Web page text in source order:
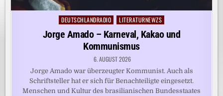
Posted
DEUTSCHLANDRADIO LITERATURNEWZS
Jorge Amado – Karneval, Kakao und
Kommunismus
6. AUGUST 2026
Jorge Amado war überzeugter Kommunist. Auch als
Schriftsteller hat er sich für Benachteiligte eingesetzt.
Menschen und Kultur des brasilianischen Bundesstaates